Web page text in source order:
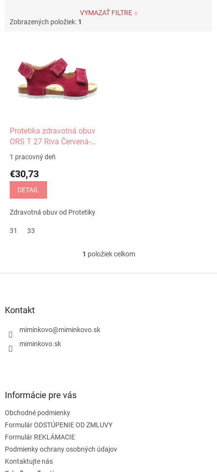
VYMAZAŤ FILTRE
Zobrazených položiek: 1
Protetika zdravotná obuv
ORS T 27 Riva Červená-
Gerbera
1 pracovný deň
€30,73
DETAIL
Zdravotná obuv od Protetiky
31 33
O
l
s
1 položiek celkom
Kontakt
miminkovo@miminkovo.sk
miminkovo.sk
Informácie pre vás
Obchodné podmienky
Formulár ODSTÚPENIE OD ZMLUVY
Formulár REKLÁMACIE
Podmienky ochrany osobných údajov
Kontaktujte nás